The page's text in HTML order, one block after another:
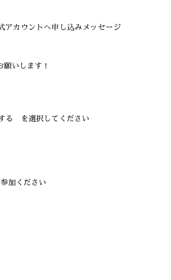
カウントへ申し込みメッセージ
いします！
る を選択してください
加ください